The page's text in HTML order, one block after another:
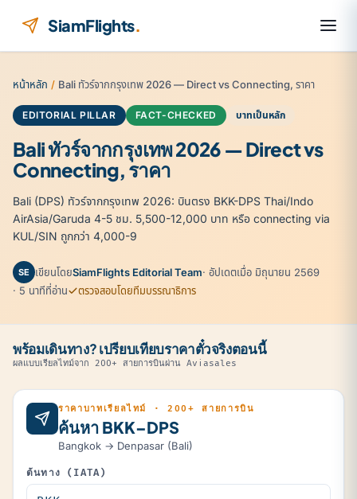
SiamFlights.
หน้าหลัก / Bali ทัวร์จากกรุงเทพ 2026 — Direct vs Connecting, ราคา
EDITORIAL PILLAR FACT-CHECKED บาทเป็นหลัก
Bali ทัวร์จากกรุงเทพ 2026 — Direct vs
Connecting, ราคา
Bali (DPS) ทัวร์จากกรุงเทพ 2026: บินตรง BKK-DPS Thai/Indo
AirAsia/Garuda 4-5 ชม. 5,500-12,000 บาท หรือ connecting via
KUL/SIN ถูกกว่า 4,000-9
SE เขียนโดยSiamFlights Editorial Team· อัปเดตเมื่อ มิถุนายน 2569
· 5 นาทีที่อ่าน
ตรวจสอบโดยทีมบรรณาธิการ
พร้อมเดินทาง? เปรียบเทียบราคาตั๋วจริงตอนนี้
ผลแบบเรียลไทม์จาก 200+ สายการบินผ่าน Aviasales
ราคาบาทเรียลไทม์ · 200+ สายการบิน
ค้นหา BKK–DPS
Bangkok → Denpasar (Bali)
ต้นทาง (IATA)